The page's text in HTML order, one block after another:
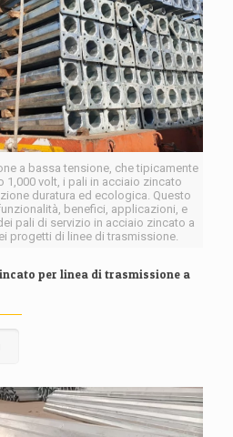
a bassa tensione, che tipicamente
1,000 volt, i pali in acciaio zincato
duratura ed ecologica. Questo
benefici, applicazioni, e
pali di servizio in acciaio zincato a
progetti di linee di trasmissione.
per linea di trasmissione a